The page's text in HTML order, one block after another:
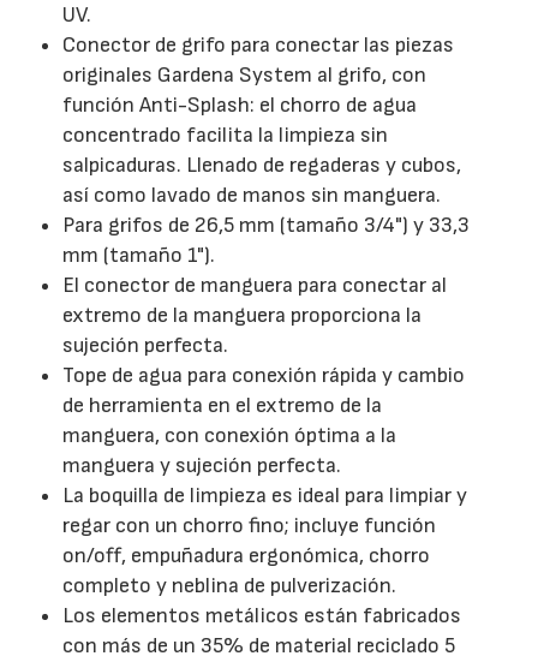
UV.
Conector de grifo para conectar las piezas
originales Gardena System al grifo, con
función Anti-Splash: el chorro de agua
concentrado facilita la limpieza sin
salpicaduras. Llenado de regaderas y cubos,
así como lavado de manos sin manguera.
Para grifos de 26,5 mm (tamaño 3/4") y 33,3
mm (tamaño 1").
El conector de manguera para conectar al
extremo de la manguera proporciona la
sujeción perfecta.
Tope de agua para conexión rápida y cambio
de herramienta en el extremo de la
manguera, con conexión óptima a la
manguera y sujeción perfecta.
La boquilla de limpieza es ideal para limpiar y
regar con un chorro fino; incluye función
on/off, empuñadura ergonómica, chorro
completo y neblina de pulverización.
Los elementos metálicos están fabricados
con más de un 35% de material reciclado 5